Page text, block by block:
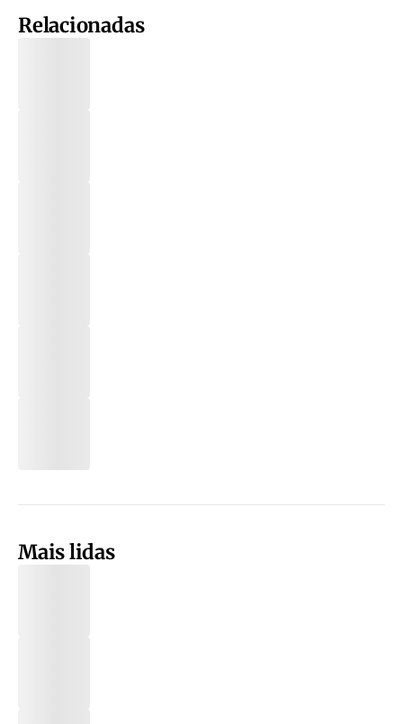
Relacionadas
Mais lidas